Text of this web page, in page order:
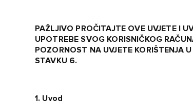
PAŽLJIVO PROČITAJTE OVE UVJETE I
UPOTREBE SVOG KORISNIČKOG
POZORNOST NA UVJETE KORIŠTENJA
STAVKU 6.
1. Uvod